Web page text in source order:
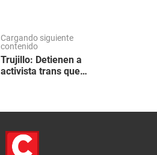
Cargando siguiente
contenido
Trujillo: Detienen a
activista trans que